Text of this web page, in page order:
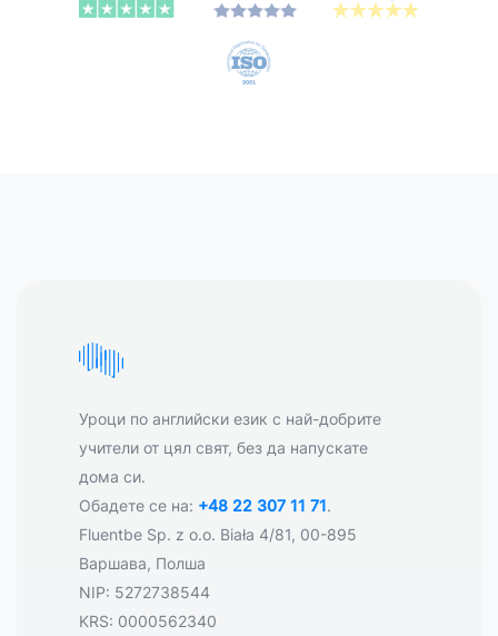
Уроци по английски език с най-добрите
учители от цял свят, без да напускате
дома си.
Обадете се на: +48 22 307 11 71.
Fluentbe Sp. z o.o. Biała 4/81, 00-895
Варшава, Полша
NIP: 5272738544
KRS: 0000562340